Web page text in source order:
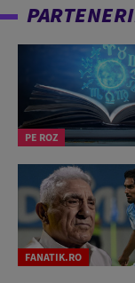
PE ROZ
FANATIK.RO